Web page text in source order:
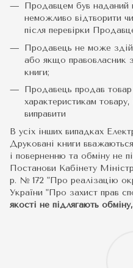
Продавцем був наданий
неможливо відтворити
після перевірки
Продавець не може
або якщо правовласник
книги;
Продавець продав
характеристикам
виправити
В усіх інших випадках
Друковані книги
і поверненню та обміну не
Постанови Кабінету
р. № 172 "Про реалізацію
України "Про захист прав
якості не підлягають